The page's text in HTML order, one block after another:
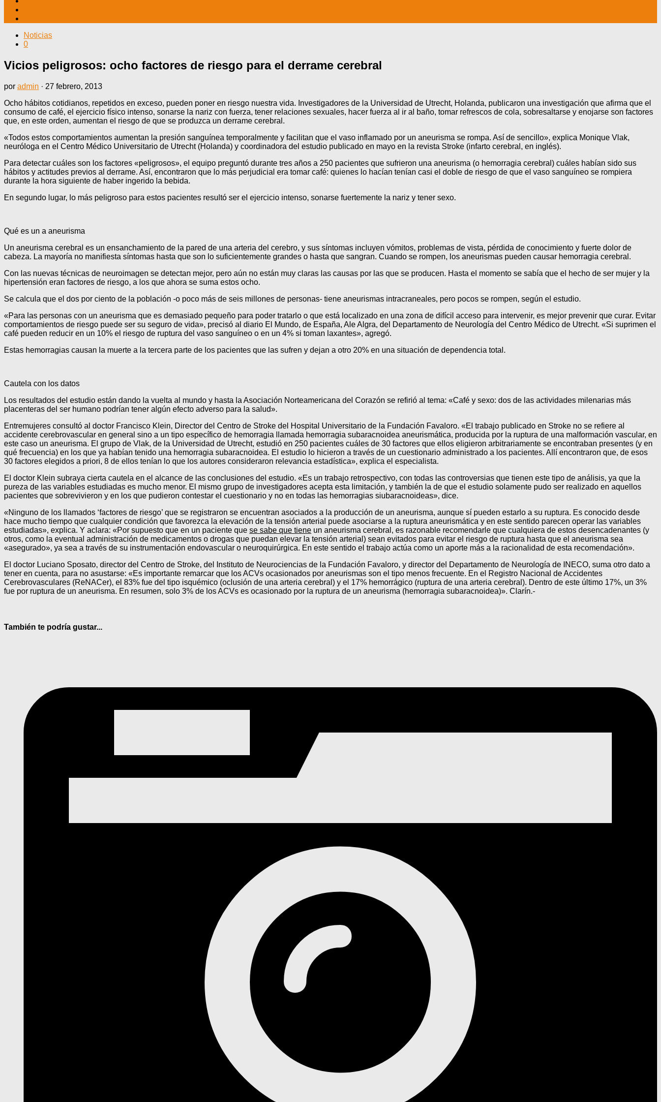
Noticias
0
Vicios peligrosos: ocho factores de riesgo para el derrame cerebral
por admin · 27 febrero, 2013
Ocho hábitos cotidianos, repetidos en exceso, pueden poner en riesgo nuestra vida. Investigadores de la Universidad de Utrecht, Holanda, publicaron una investigación que afirma que el
consumo de café, el ejercicio físico intenso, sonarse la nariz con fuerza, tener relaciones sexuales, hacer fuerza al ir al baño, tomar refrescos de cola, sobresaltarse y enojarse son factores
que, en este orden, aumentan el riesgo de que se produzca un derrame cerebral.
«Todos estos comportamientos aumentan la presión sanguínea temporalmente y facilitan que el vaso inflamado por un aneurisma se rompa. Así de sencillo», explica Monique Vlak,
neuróloga en el Centro Médico Universitario de Utrecht (Holanda) y coordinadora del estudio publicado en mayo en la revista Stroke (infarto cerebral, en inglés).
Para detectar cuáles son los factores «peligrosos», el equipo preguntó durante tres años a 250 pacientes que sufrieron una aneurisma (o hemorragia cerebral) cuáles habían sido sus
hábitos y actitudes previos al derrame. Así, encontraron que lo más perjudicial era tomar café: quienes lo hacían tenían casi el doble de riesgo de que el vaso sanguíneo se rompiera
durante la hora siguiente de haber ingerido la bebida.
En segundo lugar, lo más peligroso para estos pacientes resultó ser el ejercicio intenso, sonarse fuertemente la nariz y tener sexo.
Qué es un a aneurisma
Un aneurisma cerebral es un ensanchamiento de la pared de una arteria del cerebro, y sus síntomas incluyen vómitos, problemas de vista, pérdida de conocimiento y fuerte dolor de
cabeza. La mayoría no manifiesta síntomas hasta que son lo suficientemente grandes o hasta que sangran. Cuando se rompen, los aneurismas pueden causar hemorragia cerebral.
Con las nuevas técnicas de neuroimagen se detectan mejor, pero aún no están muy claras las causas por las que se producen. Hasta el momento se sabía que el hecho de ser mujer y la
hipertensión eran factores de riesgo, a los que ahora se suma estos ocho.
Se calcula que el dos por ciento de la población -o poco más de seis millones de personas- tiene aneurismas intracraneales, pero pocos se rompen, según el estudio.
«Para las personas con un aneurisma que es demasiado pequeño para poder tratarlo o que está localizado en una zona de difícil acceso para intervenir, es mejor prevenir que curar. Evitar
comportamientos de riesgo puede ser su seguro de vida», precisó al diario El Mundo, de España, Ale Algra, del Departamento de Neurología del Centro Médico de Utrecht. «Si suprimen el
café pueden reducir en un 10% el riesgo de ruptura del vaso sanguíneo o en un 4% si toman laxantes», agregó.
Estas hemorragias causan la muerte a la tercera parte de los pacientes que las sufren y dejan a otro 20% en una situación de dependencia total.
Cautela con los datos
Los resultados del estudio están dando la vuelta al mundo y hasta la Asociación Norteamericana del Corazón se refirió al tema: «Café y sexo: dos de las actividades milenarias más
placenteras del ser humano podrían tener algún efecto adverso para la salud».
Entremujeres consultó al doctor Francisco Klein, Director del Centro de Stroke del Hospital Universitario de la Fundación Favaloro. «El trabajo publicado en Stroke no se refiere al
accidente cerebrovascular en general sino a un tipo específico de hemorragia llamada hemorragia subaracnoidea aneurismática, producida por la ruptura de una malformación vascular, en
este caso un aneurisma. El grupo de Vlak, de la Universidad de Utrecht, estudió en 250 pacientes cuáles de 30 factores que ellos eligieron arbitrariamente se encontraban presentes (y en
qué frecuencia) en los que ya habían tenido una hemorragia subaracnoidea. El estudio lo hicieron a través de un cuestionario administrado a los pacientes. Allí encontraron que, de esos
30 factores elegidos a priori, 8 de ellos tenían lo que los autores consideraron relevancia estadística», explica el especialista.
El doctor Klein subraya cierta cautela en el alcance de las conclusiones del estudio. «Es un trabajo retrospectivo, con todas las controversias que tienen este tipo de análisis, ya que la
pureza de las variables estudiadas es mucho menor. El mismo grupo de investigadores acepta esta limitación, y también la de que el estudio solamente pudo ser realizado en aquellos
pacientes que sobrevivieron y en los que pudieron contestar el cuestionario y no en todas las hemorragias siubaracnoideas», dice.
«Ninguno de los llamados ‘factores de riesgo’ que se registraron se encuentran asociados a la producción de un aneurisma, aunque sí pueden estarlo a su ruptura. Es conocido desde
hace mucho tiempo que cualquier condición que favorezca la elevación de la tensión arterial puede asociarse a la ruptura aneurismática y en este sentido parecen operar las variables
estudiadas», explica. Y aclara: «Por supuesto que en un paciente que se sabe que tiene un aneurisma cerebral, es razonable recomendarle que cualquiera de estos desencadenantes (y
otros, como la eventual administración de medicamentos o drogas que puedan elevar la tensión arterial) sean evitados para evitar el riesgo de ruptura hasta que el aneurisma sea
«asegurado», ya sea a través de su instrumentación endovascular o neuroquirúrgica. En este sentido el trabajo actúa como un aporte más a la racionalidad de esta recomendación».
El doctor Luciano Sposato, director del Centro de Stroke, del Instituto de Neurociencias de la Fundación Favaloro, y director del Departamento de Neurología de INECO, suma otro dato a
tener en cuenta, para no asustarse: «Es importante remarcar que los ACVs ocasionados por aneurismas son el tipo menos frecuente. En el Registro Nacional de Accidentes
Cerebrovasculares (ReNACer), el 83% fue del tipo isquémico (oclusión de una arteria cerebral) y el 17% hemorrágico (ruptura de una arteria cerebral). Dentro de este último 17%, un 3%
fue por ruptura de un aneurisma. En resumen, solo 3% de los ACVs es ocasionado por la ruptura de un aneurisma (hemorragia subaracnoidea)». Clarín.-
También te podría gustar...